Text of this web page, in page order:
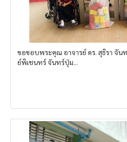
ขอขอบพระคุณ อาจารย์ ดร. สุธิรา จัน
ย์พิเชนทร์ จันทร์ปุ่ม...